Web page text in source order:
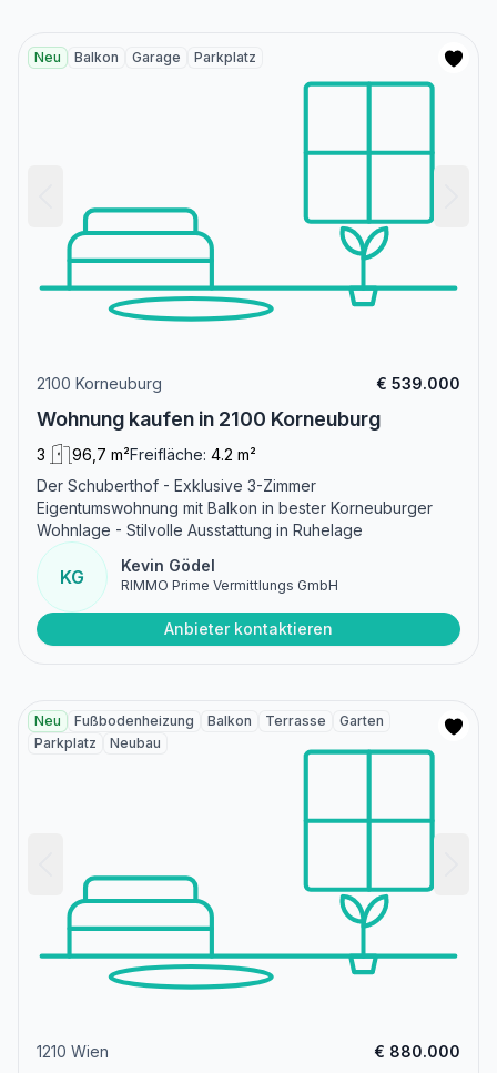
Neu Balkon Garage Parkplatz
2100 Korneuburg € 539.000
Wohnung kaufen in 2100 Korneuburg
3 96,7 m²Freifläche: 4.2 m²
Der Schuberthof - Exklusive 3-Zimmer
Eigentumswohnung mit Balkon in bester Korneuburger
Wohnlage - Stilvolle Ausstattung in Ruhelage
KG
Kevin Gödel
RIMMO Prime Vermittlungs GmbH
Anbieter kontaktieren
Neu Fußbodenheizung Balkon Terrasse
Garten
Parkplatz
Neubau
1210 Wien € 880.000